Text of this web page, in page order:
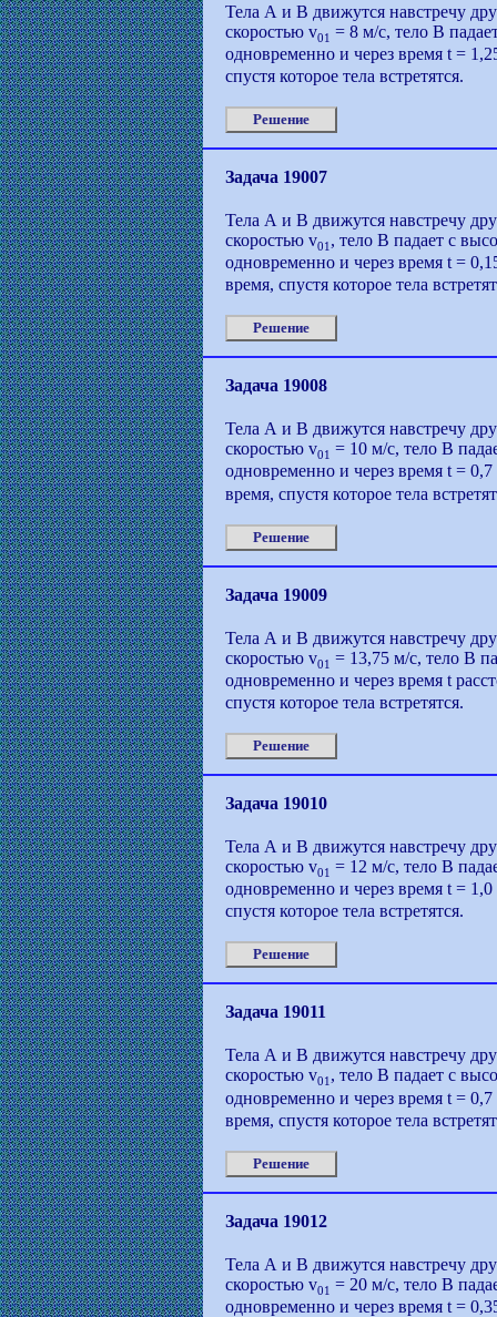
Тела А и В движутся навстречу
скоростью v01 = 8 м/с, тело В
одновременно и через время t =
спустя которое тела встретятся.
Решение
Задача 19007
Тела А и В движутся навстречу
скоростью v01 , тело В падает с
одновременно и через время t =
время, спустя которое тела
Решение
Задача 19008
Тела А и В движутся навстречу
скоростью v01 = 10 м/с, тело В
одновременно и через время t =
время, спустя которое тела
Решение
Задача 19009
Тела А и В движутся навстречу
скоростью v01 = 13,75 м/с, тело В
одновременно и через время t
спустя которое тела встретятся.
Решение
Задача 19010
Тела А и В движутся навстречу
скоростью v01 = 12 м/с, тело В
одновременно и через время t =
спустя которое тела встретятся.
Решение
Задача 19011
Тела А и В движутся навстречу
скоростью v01, тело В падает с
одновременно и через время t =
время, спустя которое тела
Решение
Задача 19012
Тела А и В движутся навстречу
скоростью v01 = 20 м/с, тело В
одновременно и через время t =